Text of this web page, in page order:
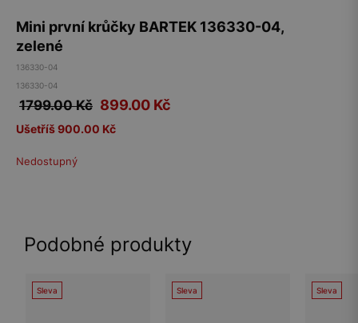
Mini první krůčky BARTEK 136330-04,
zelené
136330-04
136330-04
1799.00 Kč 899.00 Kč
Ušetříš 900.00 Kč
Nedostupný
Podobné produkty
Sleva Sleva Sleva